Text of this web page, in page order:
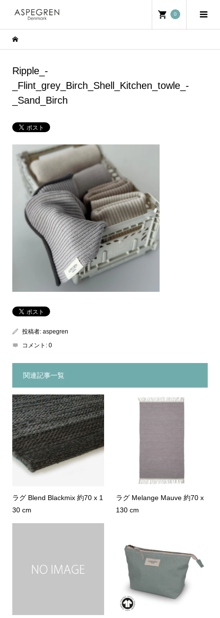
0
Ripple_-
_Flint_grey_Birch_Shell_Kitchen_towle_-
_Sand_Birch
投稿者: aspegren
コメント: 0
関連記事一覧
ラグ Blend Blackmix 約70 x 1
30 cm
ラグ Melange Mauve 約70 x
130 cm